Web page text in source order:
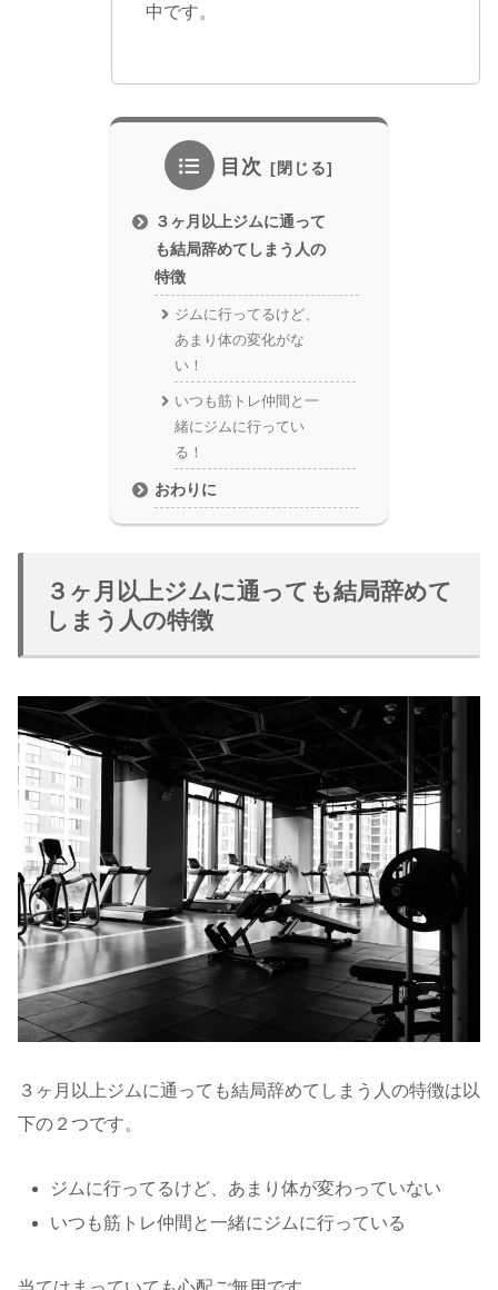
中です。
目次
３ヶ月以上ジムに通って
も結局辞めてしまう人の
特徴
ジムに行ってるけど、
あまり体の変化がな
い！
いつも筋トレ仲間と一
緒にジムに行ってい
る！
おわりに
３ヶ月以上ジムに通っても結局辞めて
しまう人の特徴
３ヶ月以上ジムに通っても結局辞めてしまう人の特徴は以
下の２つです。
ジムに行ってるけど、あまり体が変わっていない
いつも筋トレ仲間と一緒にジムに行っている